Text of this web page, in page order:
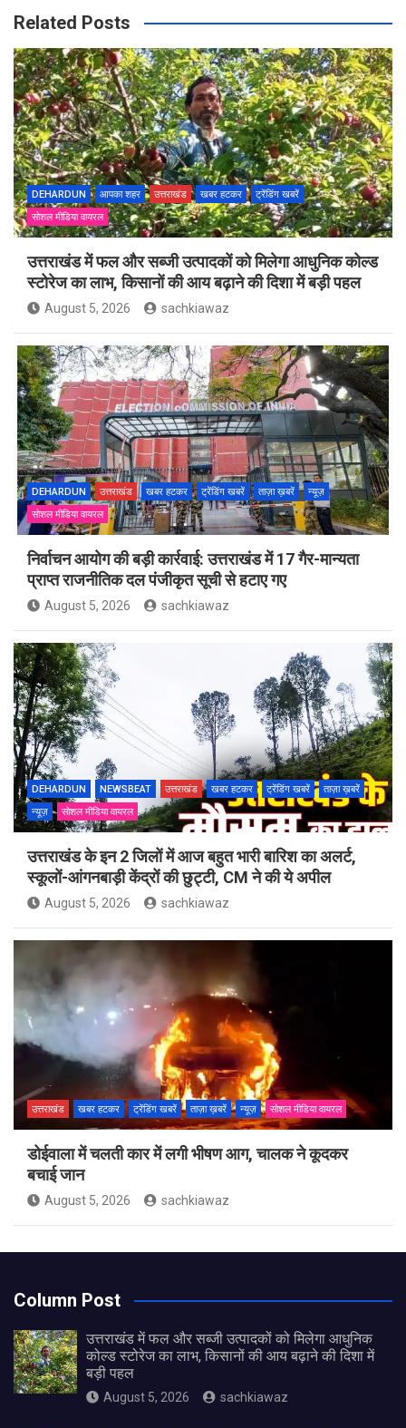
Related Posts
DEHARDUN आपका शहर उत्तराखंड खबर हटकर
ट्रेंडिंग खबरें
सोशल मीडिया वायरल
उत्तराखंड में फल और सब्जी उत्पादकों को मिलेगा आधुनिक कोल्ड
स्टोरेज का लाभ, किसानों की आय बढ़ाने की दिशा में बड़ी पहल
August 5, 2026 sachkiawaz
DEHARDUN उत्तराखंड खबर हटकर ट्रेंडिंग खबरें ताज़ा ख़बरें
न्यूज़
सोशल मीडिया वायरल
निर्वाचन आयोग की बड़ी कार्रवाई: उत्तराखंड में 17 गैर-मान्यता
प्राप्त राजनीतिक दल पंजीकृत सूची से हटाए गए
August 5, 2026 sachkiawaz
DEHARDUN NEWSBEAT उत्तराखंड खबर हटकर ट्रेंडिंग खबरें
ताज़ा ख़बरें
न्यूज़
सोशल मीडिया वायरल
उत्तराखंड के इन 2 जिलों में आज बहुत भारी बारिश का अलर्ट,
स्कूलों-आंगनबाड़ी केंद्रों की छुट्टी, CM ने की ये अपील
August 5, 2026 sachkiawaz
उत्तराखंड खबर हटकर ट्रेंडिंग खबरें ताज़ा ख़बरें न्यूज़ सोशल मीडिया वायरल
डोईवाला में चलती कार में लगी भीषण आग, चालक ने कूदकर
बचाई जान
August 5, 2026 sachkiawaz
Column Post
उत्तराखंड में फल और सब्जी उत्पादकों को मिलेगा आधुनिक
कोल्ड स्टोरेज का लाभ, किसानों की आय बढ़ाने की दिशा में
बड़ी पहल
August 5, 2026 sachkiawaz